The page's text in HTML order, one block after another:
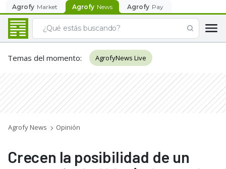
Agrofy Market Agrofy News Agrofy Pay
Temas del momento: AgrofyNews Live
Agrofy News Opinión
Crecen la posibilidad de un